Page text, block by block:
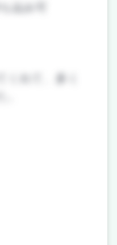
込み可
くれて、多く
。